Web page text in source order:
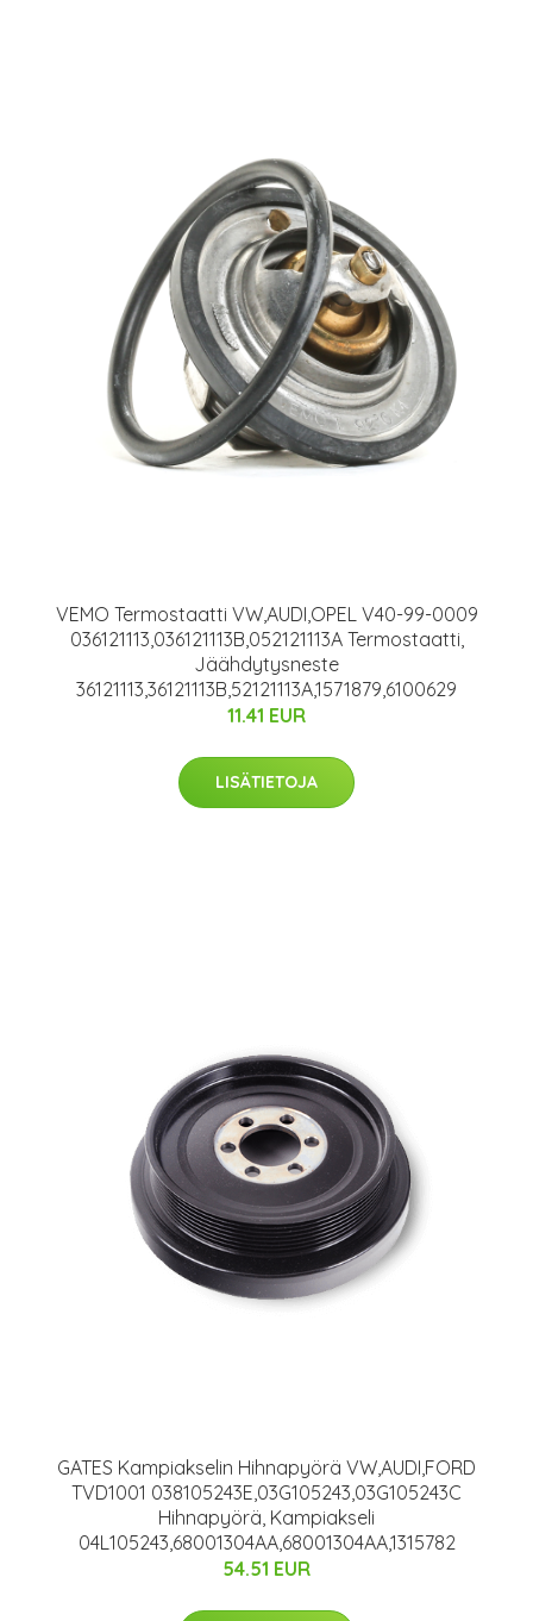
VEMO Termostaatti VW,AUDI,OPEL V40-99-0009
036121113,036121113B,052121113A Termostaatti,
Jäähdytysneste
36121113,36121113B,52121113A,1571879,6100629
11.41 EUR
LISÄTIETOJA
GATES Kampiakselin Hihnapyörä VW,AUDI,FORD
TVD1001 038105243E,03G105243,03G105243C
Hihnapyörä, Kampiakseli
04L105243,68001304AA,68001304AA,1315782
54.51 EUR